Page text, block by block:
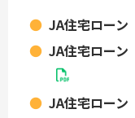
JA住宅ローン
JA住宅ローン
JA住宅ローン